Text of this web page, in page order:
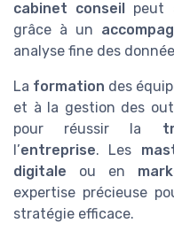
cabinet conseil
peut
grâce à un
analyse fine des
La formation des
et à la gestion des
pour réussir la
l’entreprise. Les
digitale ou en
expertise précieuse
stratégie efficace.